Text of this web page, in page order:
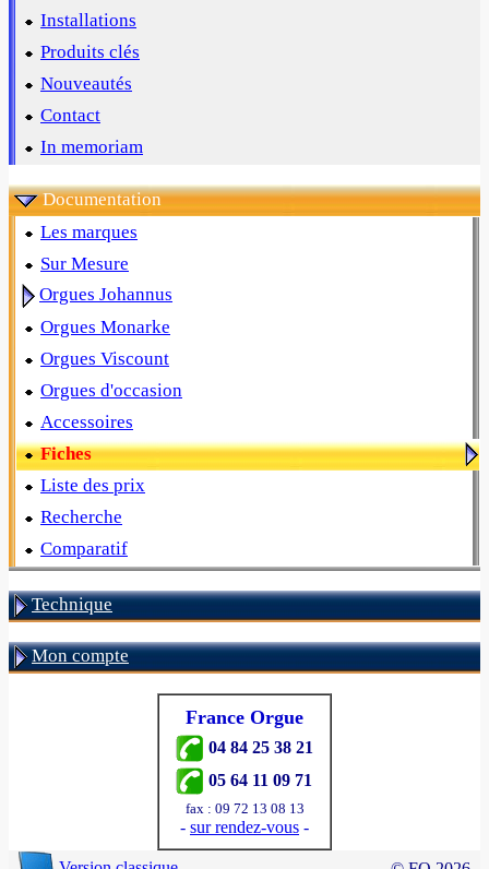
Installations
Produits clés
Nouveautés
Contact
In memoriam
Documentation
Les marques
Sur Mesure
Orgues Johannus
Orgues Monarke
Orgues Viscount
Orgues d'occasion
Accessoires
Fiches
Liste des prix
Recherche
Comparatif
Technique
Mon compte
France Orgue
04 84 25 38 21
05 64 11 09 71
fax : 09 72 13 08 13
- sur rendez-vous -